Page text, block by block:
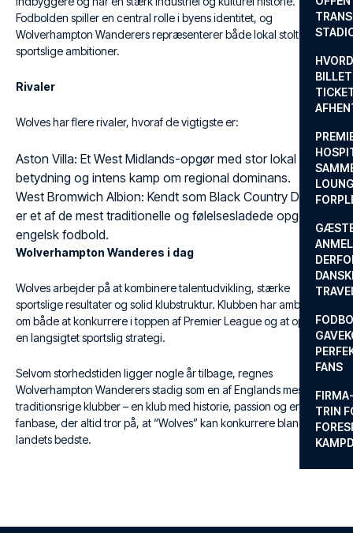
FANS
TRIN
Fodbolden spiller en central rolle i byens identitet, og
Wolverhampton Wanderers repræsenterer både lokal stolthed og
sportslige ambitioner.
Rivaler
Wolves har flere rivaler, hvoraf de vigtigste er:
Aston Villa: Et West Midlands-opgør med stor lokal
betydning og intens kamp om regional dominans.
West Bromwich Albion: Kendt som Black Country Derby,
er et af de mest traditionelle og følelsesladede opgør i
engelsk fodbold.
Wolverhampton Wanderes i dag
Wolves arbejder på at kombinere talentudvikling, stærke
sportslige resultater og solid klubstruktur. Klubben har ambitioner
om både at konkurrere i toppen af Premier League og at opbygge
en langsigtet sportslig strategi.
Selvom storhedstiden ligger nogle år tilbage, regnes
Wolverhampton Wanderers stadig som en af Englands mest
traditionsrige klubber – en klub med historie, passion og en
fanbase, der altid tror på, at “Wolves” kan konkurrere blandt
landets bedste.